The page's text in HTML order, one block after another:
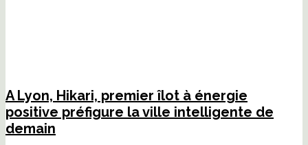
A Lyon, Hikari, premier îlot à énergie
positive préfigure la ville intelligente de
demain